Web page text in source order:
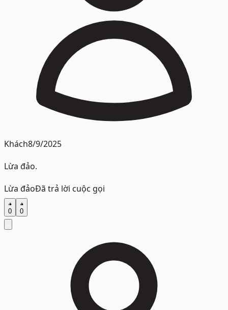
Khách8/9/2025
Lừa đảo.
Lừa đảoĐã trả lời cuộc gọi
0 0